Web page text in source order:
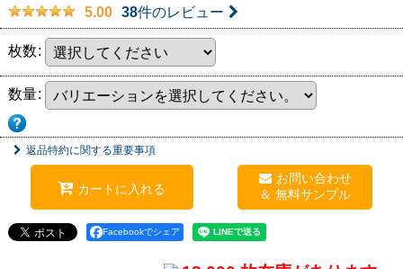
5.00 38件のレビュー
枚数:
数量:
返品特約に関する重要事項
カートに入れる
お問い合わせ
Facebookでシェア